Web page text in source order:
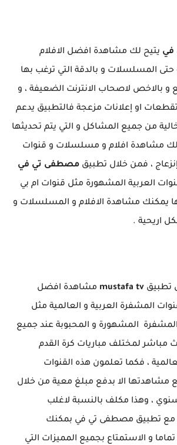
في يتيح لك مشاهدة افضل الافلام
و حتى المسلسلات و بالدقة التي ترغب بها
بالاخص لاصحاب الانترنت الضعيفة ، و
او إعلانات مزعجة فالتطبيق يدعم
من جميع المشاكل و التي يتم تحديثها
مشاهدة افلام و مسلسلات و قنوات
، فمن خلال تطبيق مصطفى تي في
العربية المشهورة مثل قنوات ام بي
يمكنك مشاهدة الافلام و المسلسلات و
اريحية .
تطبيق mustafa tv مشاهدة افضل
المشفرة العربية و العالمية مثل
المشهورة و المحبوبة عند جميع
مباشر لمختلف مباريات كرة القدم
، فكما تعلمون هذه القنوات
مشاهدتها الا بدفع مبلغ معية من خلال
، وهذا مكلف بالنسبة لاغلب
مع تطبيق مصطفى تي في بمكنك
و الاستمتاع بجميع المميزات التي